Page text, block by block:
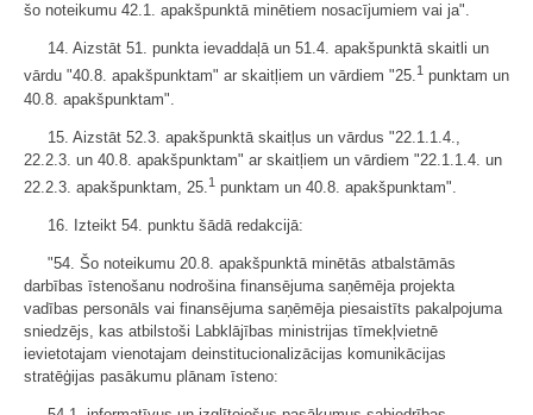
šo noteikumu 42.1. apakšpunktā minētiem nosacījumiem vai ja".
14. Aizstāt 51. punkta ievaddaļā un 51.4. apakšpunktā skaitli un
vārdu "40.8. apakšpunktam" ar skaitļiem un vārdiem "25.1 punktam un
40.8. apakšpunktam".
15. Aizstāt 52.3. apakšpunktā skaitļus un vārdus "22.1.1.4.,
22.2.3. un 40.8. apakšpunktam" ar skaitļiem un vārdiem "22.1.1.4. un
22.2.3. apakšpunktam, 25. 1 punktam un 40.8. apakšpunktam".
16. Izteikt 54. punktu šādā redakcijā:
"54. Šo noteikumu 20.8. apakšpunktā minētās atbalstāmās
darbības īstenošanu nodrošina finansējuma saņēmēja projekta
vadības personāls vai finansējuma saņēmēja piesaistīts pakalpojuma
sniedzējs, kas atbilstoši Labklājības ministrijas tīmekļvietnē
ievietotajam vienotajam deinstitucionalizācijas komunikācijas
stratēģijas pasākumu plānam īsteno: